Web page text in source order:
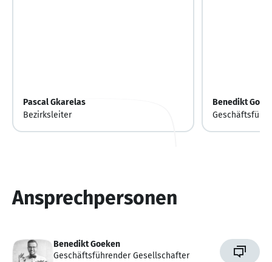
Pascal Gkarelas
Bezirksleiter
Benedikt
Ansprechpersonen
Benedikt Goeken
Geschäftsführender Gesellschafter